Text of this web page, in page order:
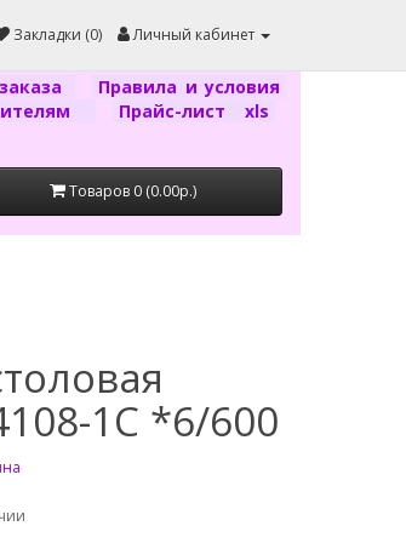
Закладки (0) Личный кабинет
Правила и условия
Прайс-лист xls
Товаров 0 (0.00р.)
1С *6/600